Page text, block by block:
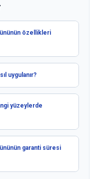
özellikleri
uygulanır?
yüzeylerde
garanti süresi